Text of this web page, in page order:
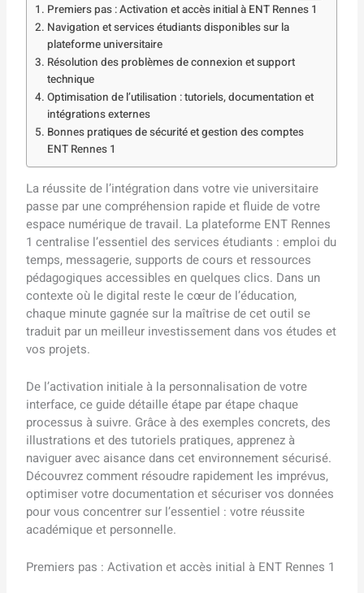
Premiers pas : Activation et accès initial à ENT Rennes 1
Navigation et services étudiants disponibles sur la
plateforme universitaire
Résolution des problèmes de connexion et support
technique
Optimisation de l’utilisation : tutoriels, documentation et
intégrations externes
Bonnes pratiques de sécurité et gestion des comptes
ENT Rennes 1
La réussite de l’intégration dans votre vie universitaire
passe par une compréhension rapide et fluide de votre
espace numérique de travail. La plateforme ENT Rennes
1 centralise l’essentiel des services étudiants : emploi du
temps, messagerie, supports de cours et ressources
pédagogiques accessibles en quelques clics. Dans un
contexte où le digital reste le cœur de l’éducation,
chaque minute gagnée sur la maîtrise de cet outil se
traduit par un meilleur investissement dans vos études et
vos projets.
De l’activation initiale à la personnalisation de votre
interface, ce guide détaille étape par étape chaque
processus à suivre. Grâce à des exemples concrets, des
illustrations et des tutoriels pratiques, apprenez à
naviguer avec aisance dans cet environnement sécurisé.
Découvrez comment résoudre rapidement les imprévus,
optimiser votre documentation et sécuriser vos données
pour vous concentrer sur l’essentiel : votre réussite
académique et personnelle.
Premiers pas : Activation et accès initial à ENT Rennes 1